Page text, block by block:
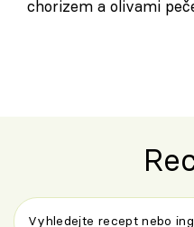
chorizem a olivami